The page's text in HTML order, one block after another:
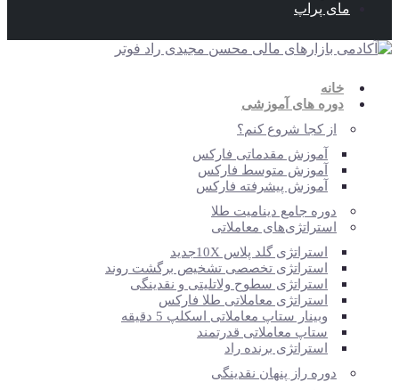
مای پراپ
خانه
دوره های آموزشی
از کجا شروع کنم؟
آموزش مقدماتی فارکس
آموزش متوسط فارکس
آموزش پیشرفته فارکس
دوره جامع دینامیت طلا
استراتژی‌‎های معاملاتی
استراتژی گلد پلاس 10X
جدید
استراتژی تخصصی تشخیص برگشت روند
استراتژی سطوح ولاتلیتی و نقدینگی
استراتژی معاملاتی طلا فارکس
وبینار ستاپ معاملاتی اسکلپ 5 دقیقه
ستاپ معاملاتی قدرتمند
استراتژی برنده راد
دوره راز پنهان نقدینگی